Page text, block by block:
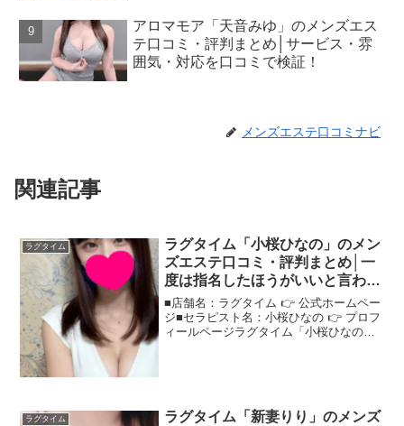
アロマモア「天音みゆ」のメンズエス
テ口コミ・評判まとめ│サービス・雰
囲気・対応を口コミで検証！
メンズエステ口コミナビ
関連記事
ラグタイム
ラグタイム「小桜ひなの」のメン
ズエステ口コミ・評判まとめ│一
度は指名したほうがいいと言われ
る理由とは？
■店舗名：ラグタイム 👉 公式ホームペー
ジ■セラピスト名：小桜ひなの 👉 プロフ
ィールページラグタイム「小桜ひなの」
ラグタイム
ラグタイム「新妻りり」のメンズ